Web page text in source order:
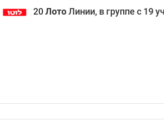
20ЛотоЛинии, в группе с 19